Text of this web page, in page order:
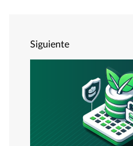
Siguiente